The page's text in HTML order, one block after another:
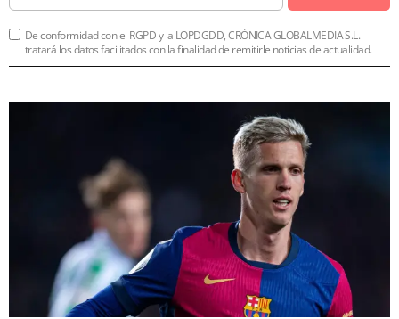
De conformidad con el RGPD y la LOPDGDD, CRÓNICA GLOBALMEDIA S.L.
tratará los datos facilitados con la finalidad de remitirle noticias de actualidad.